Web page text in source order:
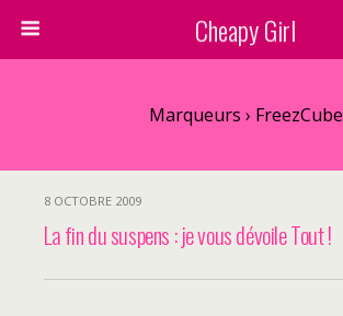
Cheapy Girl
Marqueurs › FreezCube
8 OCTOBRE 2009
La fin du suspens : je vous dévoile Tout !